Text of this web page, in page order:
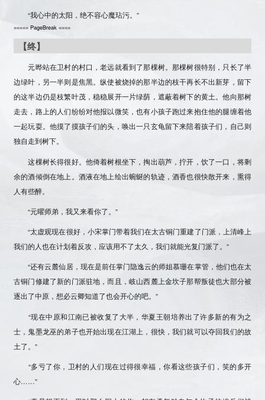
“我心中的太阳，绝不容心魔玷污。”
===== PageBreak ====
【终】
元晔站在卫村的村口，老远就看到了那棵树。那棵树很特别，只长了半
边绿叶，另一半则是焦黑。纵使被烧掉的那半边的枝干再长不出新芽，留下
的这半边仍是枝繁叶茂，稳稳展开一片绿荫，遮蔽着树下的黄土。他向那树
走去，路上的人们纷纷对他报以微笑，也有小孩子跑过来抱住他的腿缠着他
一起玩耍。他摸了摸孩子们的头，唤出一只玄龟留下来陪着孩子们，自己则
独自走到树下。
这棵树长得很好。他倚着树根坐下，掏出葫芦，拧开，饮了一口，将剩
余的酒倾倒在地上。酒液在地上绘出蜿蜒的轨迹，酒香也很快散开来，熏得
人有些醉。
“元曜师弟，我又来看你了。”
“太虚观现在很好，小宋掌门带着我们在太古铜门重建了门派，上清峰上
我们的人也在计划着反攻，应该用不了太久，我们就能光复门派了。”
“还有云麓仙居，现在是前任掌门隐逸云的师姐慕珊在掌管，他们也在太
古铜门修建了新的门派驻地，而且，岐山西麓上金坎子那帮叛徒也大部分被
逐出了中原，想必云卿知道了也会开心的吧。”
“现在中原和江南已被收复了大半，华夏王朝培养出了许多新的有为之
士，鬼墨龙巫的弟子也开始出现在江湖上，很快，我们就可以夺回我们的故
土了。”
“多亏了你，卫村的人们现在过得很幸福，你看这些孩子们，笑的多开
心……”